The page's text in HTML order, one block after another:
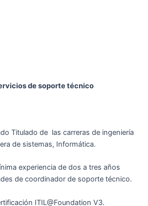
de soporte técnico
Titulado de las carreras de ingeniería
de sistemas, Informática.
experiencia de dos a tres años
de coordinador de soporte técnico.
ITIL@Foundation V3.